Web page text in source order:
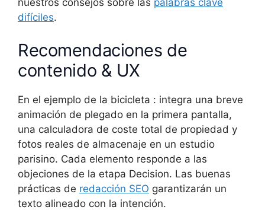
nuestros consejos sobre las palabras clave
difíciles.
Recomendaciones de
contenido & UX
En el ejemplo de la bicicleta : integra una breve
animación de plegado en la primera pantalla,
una calculadora de coste total de propiedad y
fotos reales de almacenaje en un estudio
parisino. Cada elemento responde a las
objeciones de la etapa Decision. Las buenas
prácticas de redacción SEO garantizarán un
texto alineado con la intención.